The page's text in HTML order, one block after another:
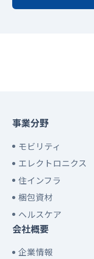
事業分野
モビリティ
エレクトロニクス
住インフラ
梱包資材
ヘルスケア
会社概要
企業情報